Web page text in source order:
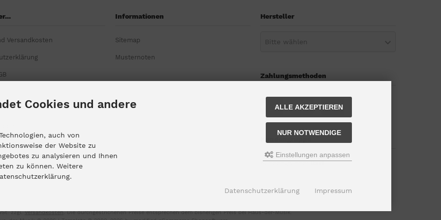
Versandkosten
Informationen
Sitemap
Musternoten
Hersteller
Bitte wählen
Zahlungsmethoden
Kundengruppe:Gast
zzgl.Versandkosten. Die durchgestrichenen Preise entsprechen dem bisherigen Preis bei Haus-der-Musik.
Cookies und andere
auch von
der Website zu
zu analysieren und Ihnen
zu können. Weitere
ALLE AKZEPTIEREN
NUR NOTWENDIGE
Einstellungen anpassen
Datenschutzerklärung Impressum